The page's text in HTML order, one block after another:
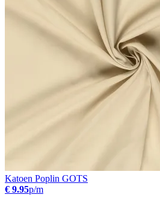
Katoen Poplin GOTS
€ 9.95p/m